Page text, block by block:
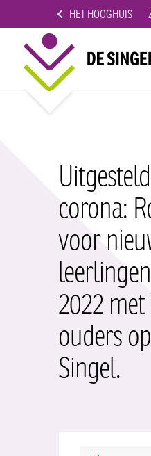
HET HOOGHUIS
corona:
voor
2022
ouders
Singel.